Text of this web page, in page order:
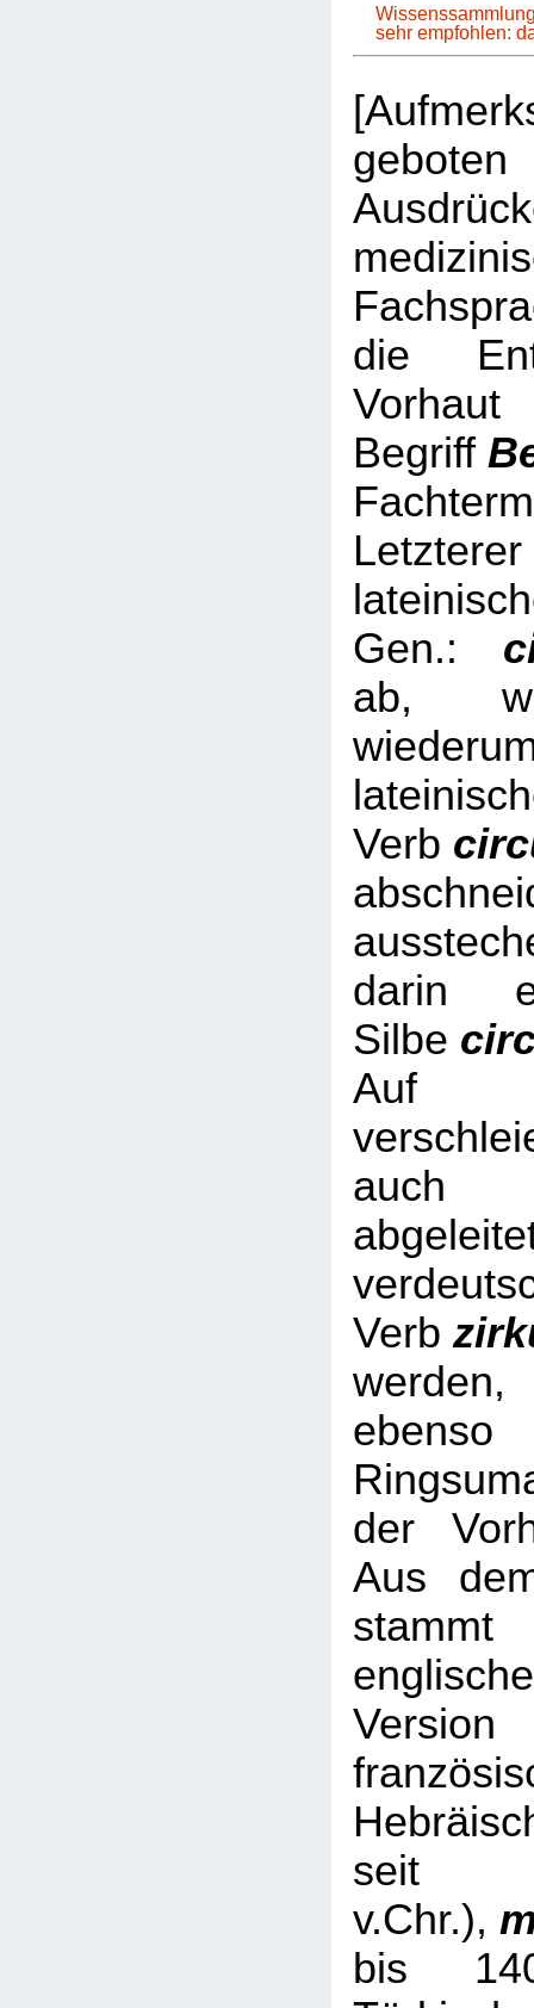
sehr empfohlen:
die
Begriff
Gen.:
ab,
Verb
darin
Silbe
Auf
auch
Verb
der
Aus
englische
v.Chr.),
bis